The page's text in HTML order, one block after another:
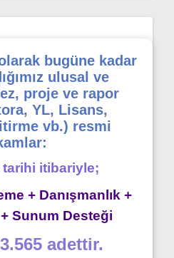
bugüne kadar
ulusal ve
proje ve rapor
YL, Lisans,
vb.) resmi
tarihi itibariyle;
+ Danışmanlık +
Sunum Desteği
adettir.